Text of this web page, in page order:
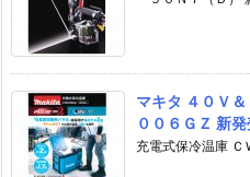
マキタ ４０Ｖ
００６ＧＺ 新発
充電式保冷温庫 Ｃ